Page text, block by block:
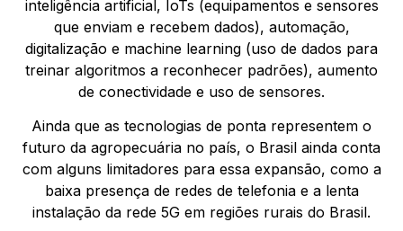
inteligência artificial, IoTs (equipamentos e sensores
que enviam e recebem dados), automação,
digitalização e machine learning (uso de dados para
treinar algoritmos a reconhecer padrões), aumento
de conectividade e uso de sensores.
Ainda que as tecnologias de ponta representem o
futuro da agropecuária no país, o Brasil ainda conta
com alguns limitadores para essa expansão, como a
baixa presença de redes de telefonia e a lenta
instalação da rede 5G em regiões rurais do Brasil.